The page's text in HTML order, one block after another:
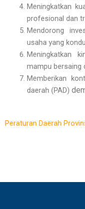
Meningkatkan
profesional dan
Mendorong
usaha yang
Meningkatkan
mampu bersaing
Memberikan
daerah (PAD)
Peraturan Daerah